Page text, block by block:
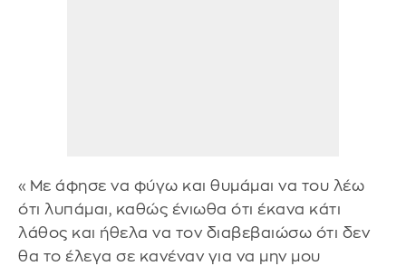
«Με άφησε να φύγω και θυμάμαι να του λέω
ότι λυπάμαι, καθώς ένιωθα ότι έκανα κάτι
λάθος και ήθελα να τον διαβεβαιώσω ότι δεν
θα το έλεγα σε κανέναν για να μην μου